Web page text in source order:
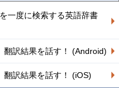
一度に検索する英語辞書
翻訳結果を話す！ (Android)
翻訳結果を話す！ (iOS)